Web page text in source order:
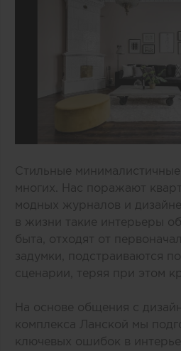
Стильные
многих. Нас поражают
модных журналов и
в жизни такие интерьеры
быта, отходят от
задумки, подстраиваются
сценарии, теряя при этом
На основе общения с
комплекса Ланской мы
ключевых ошибок в